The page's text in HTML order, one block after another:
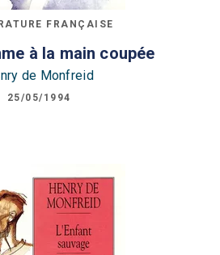
FRANÇAISE
à la main coupée
de Monfreid
25/05/1994